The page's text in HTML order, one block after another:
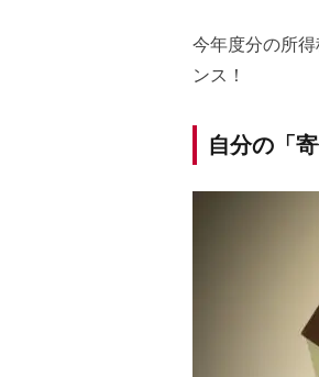
今年度分の所
ンス！
自分の「